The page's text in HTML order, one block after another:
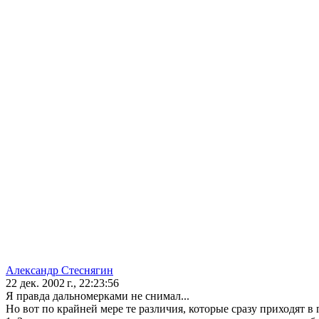
Александр Стеснягин
22 дек. 2002 г., 22:23:56
Я правда дальномерками не снимал...
Но вот по крайней мере те различия, которые сразу приходят в